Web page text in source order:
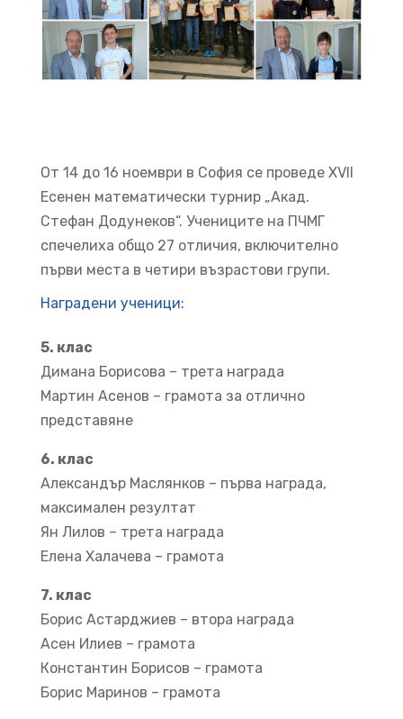
От 14 до 16 ноември в София се проведе XVII
Есенен математически турнир „Акад.
Стефан Додунеков“. Учениците на ПЧМГ
спечелиха общо 27 отличия, включително
първи места в четири възрастови групи.
Наградени ученици:
5. клас
Димана Борисова – трета награда
Мартин Асенов – грамота за отлично
представяне
6. клас
Александър Маслянков – първа награда,
максимален резултат
Ян Лилов – трета награда
Елена Халачева – грамота
7. клас
Борис Астарджиев – втора награда
Асен Илиев – грамота
Константин Борисов – грамота
Борис Маринов – грамота